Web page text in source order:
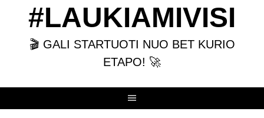
#LAUKIAMIVISI
🎬 GALI STARTUOTI NUO BET KURIO
ETAPO! 🚀